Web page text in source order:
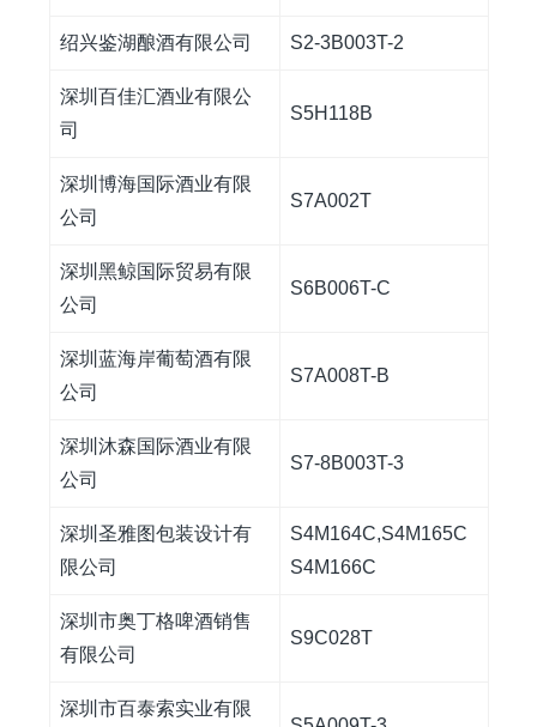
绍兴鉴湖酿酒有限公司 S2-3B003T-2
深圳百佳汇酒业有限公
司
S5H118B
深圳博海国际酒业有限
公司
S7A002T
深圳黑鲸国际贸易有限
公司
S6B006T-C
深圳蓝海岸葡萄酒有限
公司
S7A008T-B
深圳沐森国际酒业有限
公司
S7-8B003T-3
深圳圣雅图包装设计有
限公司
S4M164C,S4M165C
S4M166C
深圳市奥丁格啤酒销售
有限公司
S9C028T
深圳市百泰索实业有限